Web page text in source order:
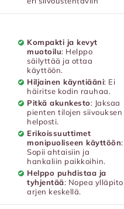
Kompakti ja kevyt
muotoilu: Helppo
säilyttää ja ottaa
käyttöön.
Hiljainen käyntiääni: Ei
häiritse kodin rauhaa.
Pitkä akunkesto: Jaksaa
pienten tilojen siivouksen
helposti.
Erikoissuuttimet
monipuoliseen käyttöön:
Sopii ahtaisiin ja
hankaliin paikkoihin.
Helppo puhdistaa ja
tyhjentää: Nopea ylläpito
arjen keskellä.